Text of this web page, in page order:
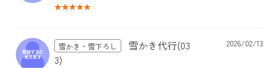
雪かき・雪下ろし
雪かき代行(03
3)
2026/02/13